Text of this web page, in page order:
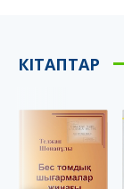
КІТАПТАР